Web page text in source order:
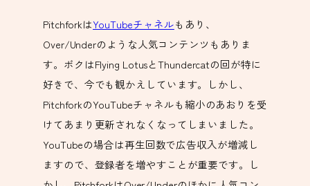
PitchforkはYouTubeチャネルもあり、
Over/Underのような人気コンテンツもありま
す。ボクはFlying LotusとThundercatの回が特に
好きで、今でも観かえしています。しかし、
PitchforkのYouTubeチャネルも縮小のあおりを受
けてあまり更新されなくなってしまいました。
YouTubeの場合は再生回数で広告収入が増減し
ますので、登録者を増やすことが重要です。し